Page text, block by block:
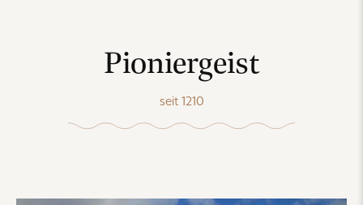
Pioniergeist
seit 1210